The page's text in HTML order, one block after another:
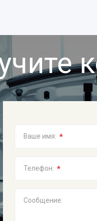
Ваше имя: *
Телефон: *
Сообщение: